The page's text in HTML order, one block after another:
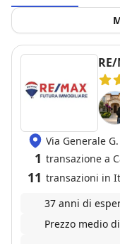
Via Generale
1 transazione a
11 transazioni in
37 anni di
Prezzo medio